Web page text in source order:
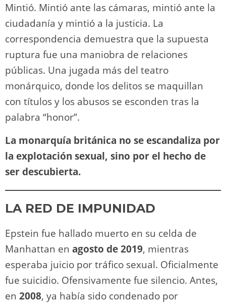
Mintió. Mintió ante las cámaras, mintió ante la
ciudadanía y mintió a la justicia. La
correspondencia demuestra que la supuesta
ruptura fue una maniobra de relaciones
públicas. Una jugada más del teatro
monárquico, donde los delitos se maquillan
con títulos y los abusos se esconden tras la
palabra “honor”.
La monarquía británica no se escandaliza por
la explotación sexual, sino por el hecho de
ser descubierta.
LA RED DE IMPUNIDAD
Epstein fue hallado muerto en su celda de
Manhattan en agosto de 2019, mientras
esperaba juicio por tráfico sexual. Oficialmente
fue suicidio. Ofensivamente fue silencio. Antes,
en 2008, ya había sido condenado por